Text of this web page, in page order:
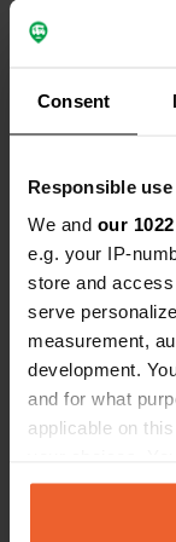
Consent
Responsible
We and our
e.g. your IP-
store and
serve
measurement,
development.
and for what
applicable on
any time from
the Privacy
Contact
Am
23769,